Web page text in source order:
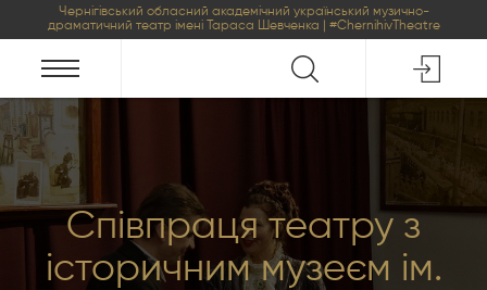
Чернігівський обласний академічний український музично-
драматичний театр імені Тараса Шевченка | #ChernihivTheatre
Співпраця театру з
історичним музеєм ім.